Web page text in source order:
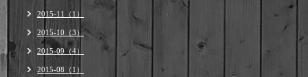
2015-11（1）
2015-10（3）
2015-09（4）
2015-08（1）